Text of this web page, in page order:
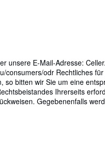
unsere E-Mail-Adresse:
odr Rechtliches
bitten wir Sie um eine
Ihrerseits
Gegebenenfalls